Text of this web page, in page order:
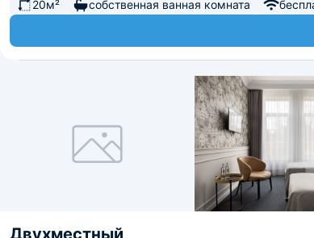
20м² собственная ванная комната
Двухместный